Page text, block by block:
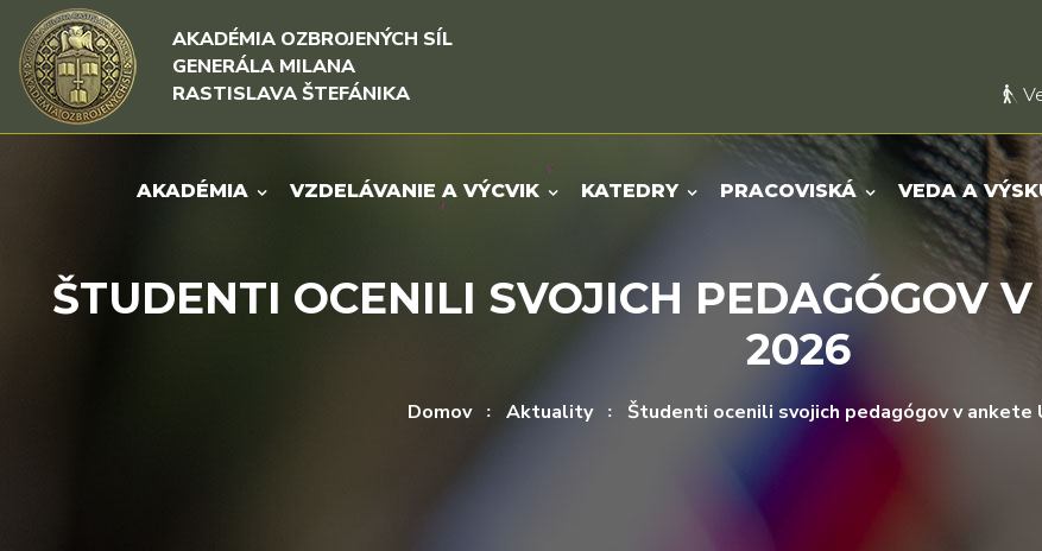
Rovno na obsah
Rovno na menu
AKADÉMIA OZBROJENÝCH SÍL
GENERÁLA MILANA
RASTISLAVA ŠTEFÁNIKA
AKADÉMIA VZDELÁVANIE A VÝCVIK KATEDRY PRACOVISKÁ VEDA A
ŠTUDENTI OCENILI SVOJICH PEDAGÓGOV
2026
Domov Aktuality Študenti ocenili svojich pedagógov v ankete